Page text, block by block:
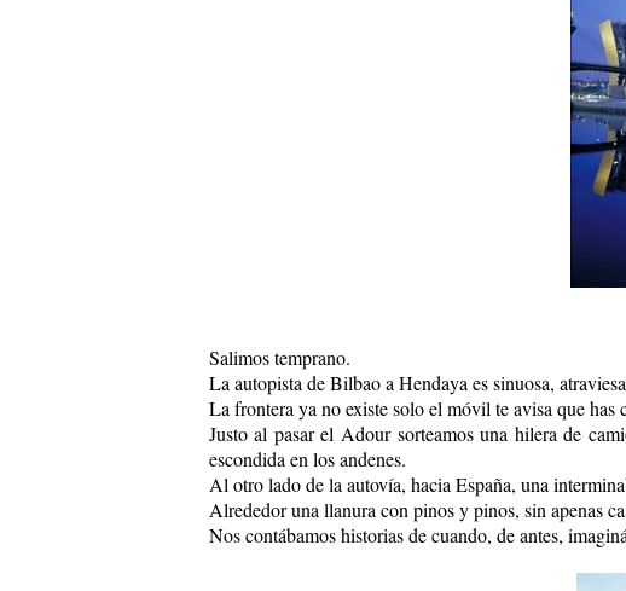
Salimos temprano.
La autopista de Bilbao a Hendaya es sinuosa,
La frontera ya no existe solo el móvil te avisa que has
Justo al pasar el Adour sorteamos una hilera de
escondida en los andenes.
Al otro lado de la autovía, hacia España, una
Alrededor una llanura con pinos y pinos, sin apenas
Nos contábamos historias de cuando, de antes,